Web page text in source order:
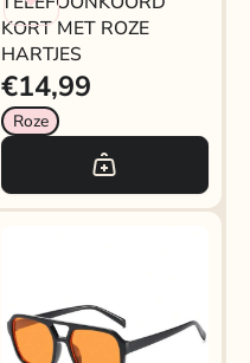
KORT MET ROZE
HARTJES
KORT MET ROZE
HARTJES
€14,99
Roze